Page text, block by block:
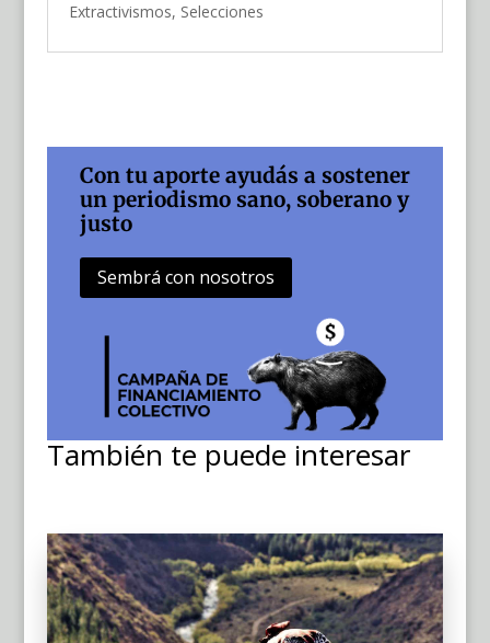
Extractivismos, Selecciones
Con tu aporte ayudás a sostener
un periodismo sano, soberano y
justo
Sembrá con nosotros
También te puede interesar